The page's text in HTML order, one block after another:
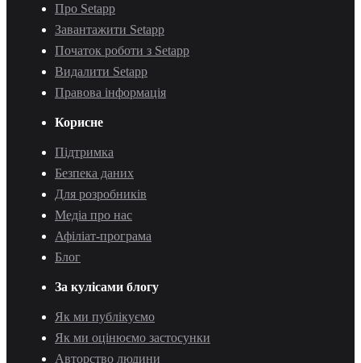
Про Setapp
Завантажити Setapp
Початок роботи з Setapp
Видалити Setapp
Правова інформація
Корисне
Підтримка
Безпека даних
Для розробників
Медіа про нас
Афіліат-програма
Блог
За кулісами блогу
Як ми публікуємо
Як ми оцінюємо застосунки
Авторство людини